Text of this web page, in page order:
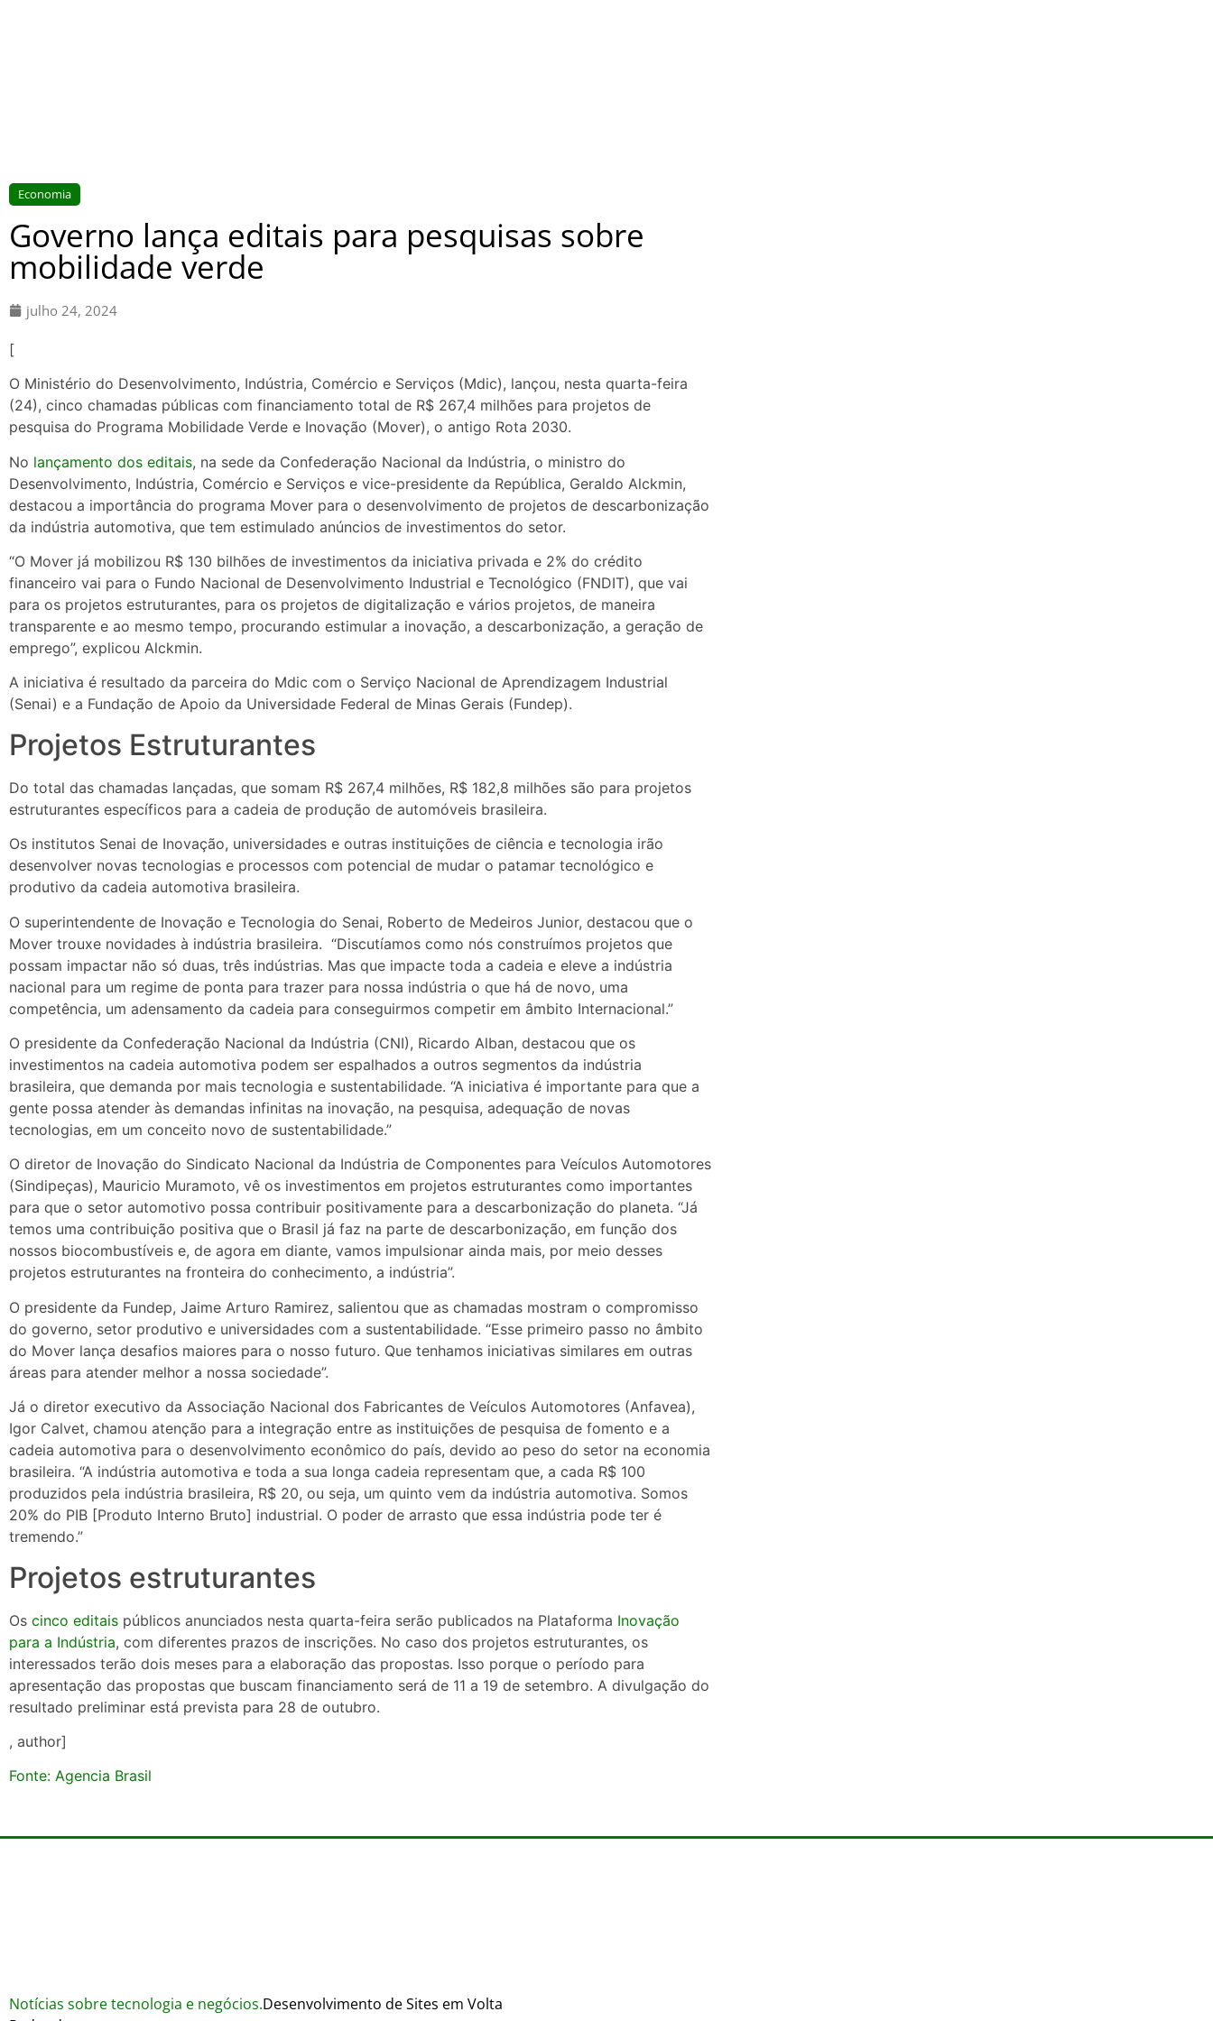
Economia
Governo lança editais para pesquisas sobre
mobilidade verde
julho 24, 2024
[
O Ministério do Desenvolvimento, Indústria, Comércio e Serviços (Mdic), lançou, nesta quarta-feira
(24), cinco chamadas públicas com financiamento total de R$ 267,4 milhões para projetos de
pesquisa do Programa Mobilidade Verde e Inovação (Mover), o antigo Rota 2030.
No lançamento dos editais, na sede da Confederação Nacional da Indústria, o ministro do
Desenvolvimento, Indústria, Comércio e Serviços e vice-presidente da República, Geraldo Alckmin,
destacou a importância do programa Mover para o desenvolvimento de projetos de descarbonização
da indústria automotiva, que tem estimulado anúncios de investimentos do setor.
“O Mover já mobilizou R$ 130 bilhões de investimentos da iniciativa privada e 2% do crédito
financeiro vai para o Fundo Nacional de Desenvolvimento Industrial e Tecnológico (FNDIT), que vai
para os projetos estruturantes, para os projetos de digitalização e vários projetos, de maneira
transparente e ao mesmo tempo, procurando estimular a inovação, a descarbonização, a geração de
emprego”, explicou Alckmin.
A iniciativa é resultado da parceira do Mdic com o Serviço Nacional de Aprendizagem Industrial
(Senai) e a Fundação de Apoio da Universidade Federal de Minas Gerais (Fundep).
Projetos Estruturantes
Do total das chamadas lançadas, que somam R$ 267,4 milhões, R$ 182,8 milhões são para projetos
estruturantes específicos para a cadeia de produção de automóveis brasileira.
Os institutos Senai de Inovação, universidades e outras instituições de ciência e tecnologia irão
desenvolver novas tecnologias e processos com potencial de mudar o patamar tecnológico e
produtivo da cadeia automotiva brasileira.
O superintendente de Inovação e Tecnologia do Senai, Roberto de Medeiros Junior, destacou que o
Mover trouxe novidades à indústria brasileira. “Discutíamos como nós construímos projetos que
possam impactar não só duas, três indústrias. Mas que impacte toda a cadeia e eleve a indústria
nacional para um regime de ponta para trazer para nossa indústria o que há de novo, uma
competência, um adensamento da cadeia para conseguirmos competir em âmbito Internacional.”
O presidente da Confederação Nacional da Indústria (CNI), Ricardo Alban, destacou que os
investimentos na cadeia automotiva podem ser espalhados a outros segmentos da indústria
brasileira, que demanda por mais tecnologia e sustentabilidade. “A iniciativa é importante para que a
gente possa atender às demandas infinitas na inovação, na pesquisa, adequação de novas
tecnologias, em um conceito novo de sustentabilidade.”
O diretor de Inovação do Sindicato Nacional da Indústria de Componentes para Veículos Automotores
(Sindipeças), Mauricio Muramoto, vê os investimentos em projetos estruturantes como importantes
para que o setor automotivo possa contribuir positivamente para a descarbonização do planeta. “Já
temos uma contribuição positiva que o Brasil já faz na parte de descarbonização, em função dos
nossos biocombustíveis e, de agora em diante, vamos impulsionar ainda mais, por meio desses
projetos estruturantes na fronteira do conhecimento, a indústria”.
O presidente da Fundep, Jaime Arturo Ramirez, salientou que as chamadas mostram o compromisso
do governo, setor produtivo e universidades com a sustentabilidade. “Esse primeiro passo no âmbito
do Mover lança desafios maiores para o nosso futuro. Que tenhamos iniciativas similares em outras
áreas para atender melhor a nossa sociedade”.
Já o diretor executivo da Associação Nacional dos Fabricantes de Veículos Automotores (Anfavea),
Igor Calvet, chamou atenção para a integração entre as instituições de pesquisa de fomento e a
cadeia automotiva para o desenvolvimento econômico do país, devido ao peso do setor na economia
brasileira. “A indústria automotiva e toda a sua longa cadeia representam que, a cada R$ 100
produzidos pela indústria brasileira, R$ 20, ou seja, um quinto vem da indústria automotiva. Somos
20% do PIB [Produto Interno Bruto] industrial. O poder de arrasto que essa indústria pode ter é
tremendo.”
Projetos estruturantes
Os cinco editais públicos anunciados nesta quarta-feira serão publicados na Plataforma Inovação
para a Indústria, com diferentes prazos de inscrições. No caso dos projetos estruturantes, os
interessados terão dois meses para a elaboração das propostas. Isso porque o período para
apresentação das propostas que buscam financiamento será de 11 a 19 de setembro. A divulgação do
resultado preliminar está prevista para 28 de outubro.
, author]
Fonte: Agencia Brasil
Notícias sobre tecnologia e negócios.Desenvolvimento de Sites em Volta